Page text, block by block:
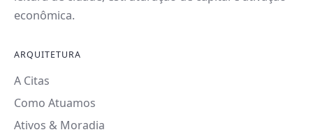
econômica.
ARQUITETURA
A Citas
Como Atuamos
Ativos & Moradia